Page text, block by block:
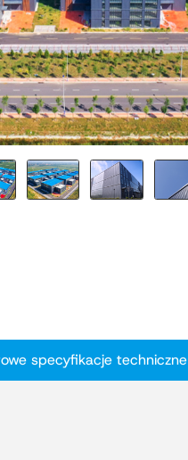
specyfikacje techniczne